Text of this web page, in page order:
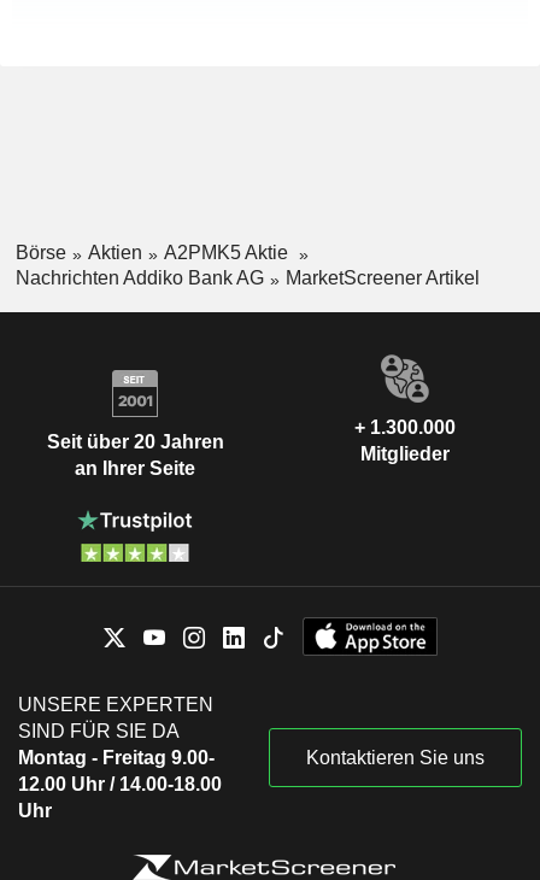
Börse Aktien
A2PMK5 Aktie
Nachrichten Addiko Bank AG
MarketScreener Artikel
Seit über 20 Jahren
an Ihrer Seite
+ 1.300.000
Mitglieder
UNSERE EXPERTEN
SIND FÜR SIE DA
Montag - Freitag 9.00-
12.00 Uhr / 14.00-18.00
Uhr
Kontaktieren Sie uns